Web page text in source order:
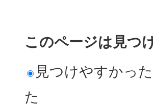
このページは見つ
見つけやすかった
た